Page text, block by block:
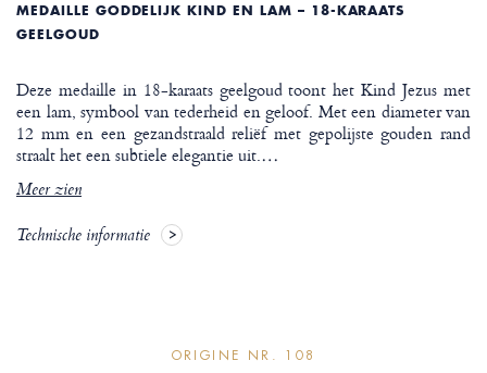
MEDAILLE GODDELIJK KIND EN LAM – 18-KARAATS
GEELGOUD
Deze medaille in 18-karaats geelgoud toont het Kind Jezus met
een lam, symbool van tederheid en geloof. Met een diameter van
12 mm en een gezandstraald reliëf met gepolijste gouden rand
straalt het een subtiele elegantie uit.…
Meer zien
Technische informatie
ORIGINE NR. 108